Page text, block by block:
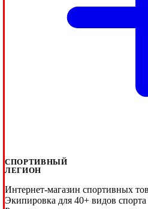
СПОРТИВНЫЙ
ЛЕГИОН
Интернет-магазин спортивных
Экипировка для 40+ видов спорта